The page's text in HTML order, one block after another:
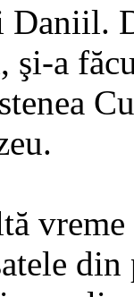
Daniil.
şi-a